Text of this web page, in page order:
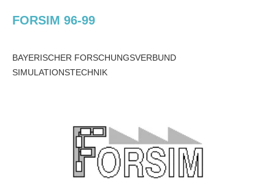
FORSIM 96-99
BAYERISCHER FORSCHUNGSVERBUND
SIMULATIONSTECHNIK